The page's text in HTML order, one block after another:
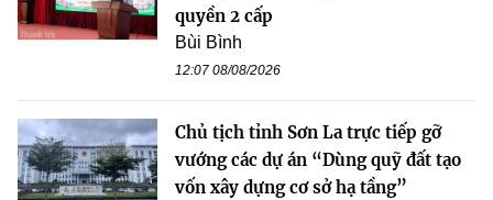
quyền 2 cấp
Bùi Bình
12:07 08/08/2026
Chủ tịch tỉnh Sơn La trực tiếp gỡ
vướng các dự án “Dùng quỹ đất tạo
vốn xây dựng cơ sở hạ tầng”